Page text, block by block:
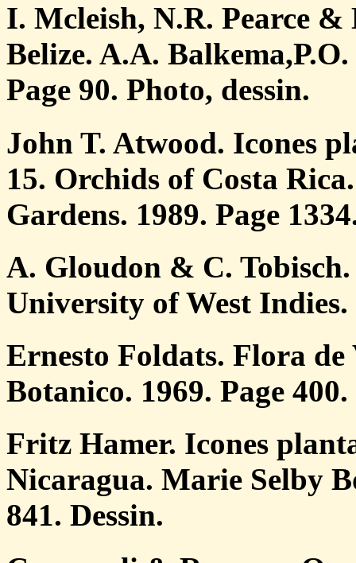
I. Mcleish, N.R. Pearce
Belize. A.A.
Page 90. Photo, dessin.
John T. Atwood. Icones
15. Orchids of Costa
Gardens. 1989. Page
A. Gloudon & C.
University of West Indies.
Ernesto Foldats. Flora de
Botanico. 1969. Page 400.
Fritz Hamer. Icones
Nicaragua. Marie Selby
841. Dessin.